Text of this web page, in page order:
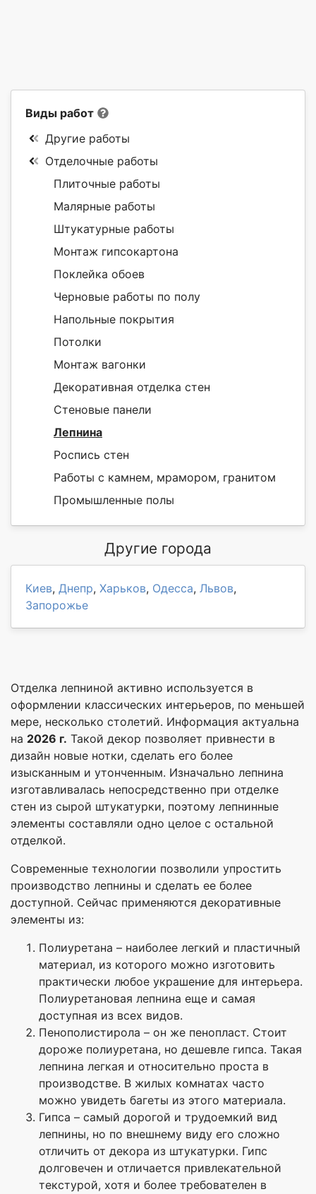
Виды работ
Другие работы
Отделочные работы
Плиточные работы
Малярные работы
Штукатурные работы
Монтаж гипсокартона
Поклейка обоев
Черновые работы по полу
Напольные покрытия
Потолки
Монтаж вагонки
Декоративная отделка стен
Стеновые панели
Лепнина
Роспись стен
Работы с камнем, мрамором, гранитом
Промышленные полы
Другие города
Киев, Днепр, Харьков, Одесса, Львов,
Запорожье
Отделка лепниной активно используется в
оформлении классических интерьеров, по меньшей
мере, несколько столетий. Информация актуальна
на 2026 г. Такой декор позволяет привнести в
дизайн новые нотки, сделать его более
изысканным и утонченным. Изначально лепнина
изготавливалась непосредственно при отделке
стен из сырой штукатурки, поэтому лепнинные
элементы составляли одно целое с остальной
отделкой.
Современные технологии позволили упростить
производство лепнины и сделать ее более
доступной. Сейчас применяются декоративные
элементы из:
Полиуретана – наиболее легкий и пластичный
материал, из которого можно изготовить
практически любое украшение для интерьера.
Полиуретановая лепнина еще и самая
доступная из всех видов.
Пенополистирола – он же пенопласт. Стоит
дороже полиуретана, но дешевле гипса. Такая
лепнина легкая и относительно проста в
производстве. В жилых комнатах часто
можно увидеть багеты из этого материала.
Гипса – самый дорогой и трудоемкий вид
лепнины, но по внешнему виду его сложно
отличить от декора из штукатурки. Гипс
долговечен и отличается привлекательной
текстурой, хотя и более требователен в